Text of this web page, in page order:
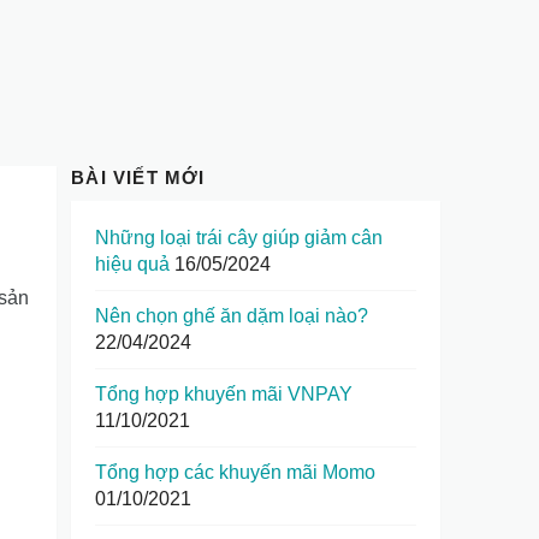
BÀI VIẾT MỚI
Những loại trái cây giúp giảm cân
hiệu quả 16/05/2024
Nên chọn ghế ăn dặm loại nào?
22/04/2024
Tổng hợp khuyến mãi VNPAY
11/10/2021
Tổng hợp các khuyến mãi Momo
01/10/2021